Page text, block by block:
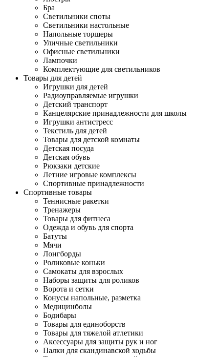
Бра
Светильники споты
Светильники настольные
Напольные торшеры
Уличные светильники
Офисные светильники
Лампочки
Комплектующие для светильников
Товары для детей
Игрушки для детей
Радиоуправляемые игрушки
Детский транспорт
Канцелярские принадлежности для школы
Игрушки антистресс
Текстиль для детей
Товары для детской комнаты
Детская посуда
Детская обувь
Рюкзаки детские
Летние игровые комплексы
Спортивные принадлежности
Спортивные товары
Теннисные ракетки
Тренажеры
Товары для фитнеса
Одежда и обувь для спорта
Батуты
Мячи
Лонгборды
Роликовые коньки
Самокаты для взрослых
Наборы защиты для роликов
Ворота и сетки
Конусы напольные, разметка
Медицинболы
Бодибары
Товары для единоборств
Товары для тяжелой атлетики
Аксессуары для защиты рук и ног
Палки для скандинавской ходьбы